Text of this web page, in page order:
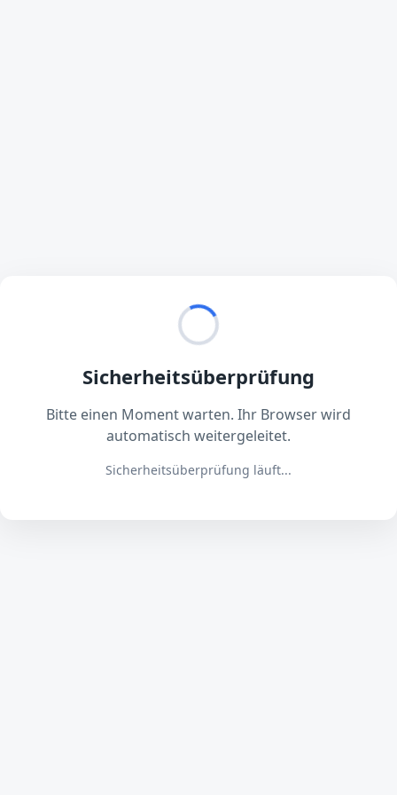
Sicherheitsüberprüfung
Bitte einen Moment warten. Ihr Browser wird
automatisch weitergeleitet.
Sicherheitsüberprüfung läuft...